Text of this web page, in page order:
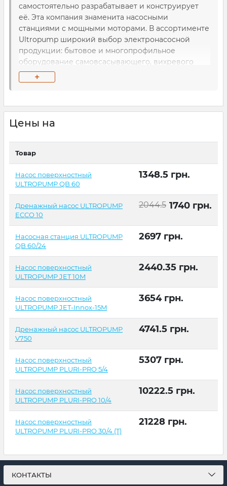
самостоятельно разрабатывает и конструирует
её. Эта компания знаменита насосными
станциями с мощными моторами. В ассортименте
Ultropump широкий выбор электронасосной
продукции: бытовое и многопрофильное
оборудование самовсасывающего, вихревого
типа, погружные приборы дренажно-фекального
типа, насосные станции.
+
Цены на
Товар
Насос поверхностный
ULTROPUMP QB 60
1348.5 грн.
Дренажный насос ULTROPUMP
ECCO 10
2044.5 1740 грн.
Насосная станция ULTROPUMP
QB 60/24
2697 грн.
Насос поверхностный
ULTROPUMP JET 10M
2440.35 грн.
Насос поверхностный
ULTROPUMP JET-Innox-15M
3654 грн.
Дренажный насос ULTROPUMP
V750
4741.5 грн.
Насос поверхностный
ULTROPUMP PLURI-PRO 5/4
5307 грн.
Насос поверхностный
ULTROPUMP PLURI-PRO 10/4
10222.5 грн.
Насос поверхностный
ULTROPUMP PLURI-PRO 30/4 (T)
21228 грн.
КОНТАКТЫ